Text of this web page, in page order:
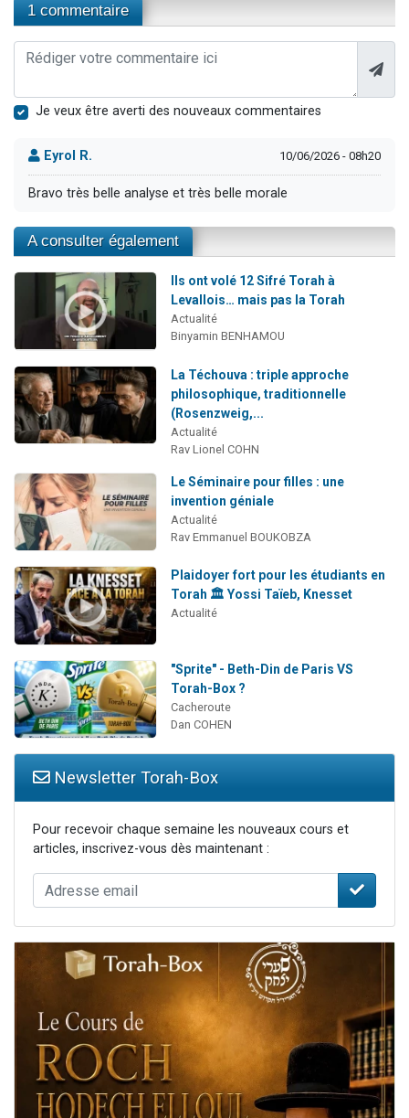
1 commentaire
Je veux être averti des nouveaux commentaires
Eyrol R. 10/06/2026 - 08h20
Bravo très belle analyse et très belle morale
A consulter également
Ils ont volé 12 Sifré Torah à
Levallois… mais pas la Torah
Actualité
Binyamin BENHAMOU
La Téchouva : triple approche
philosophique, traditionnelle
(Rosenzweig,...
Actualité
Rav Lionel COHN
Le Séminaire pour filles : une
invention géniale
Actualité
Rav Emmanuel BOUKOBZA
Plaidoyer fort pour les étudiants en
Torah 🏛️ Yossi Taïeb, Knesset
Actualité
"Sprite" - Beth-Din de Paris VS
Torah-Box ?
Cacheroute
Dan COHEN
Newsletter Torah-Box
Pour recevoir chaque semaine les nouveaux cours et
articles, inscrivez-vous dès maintenant :